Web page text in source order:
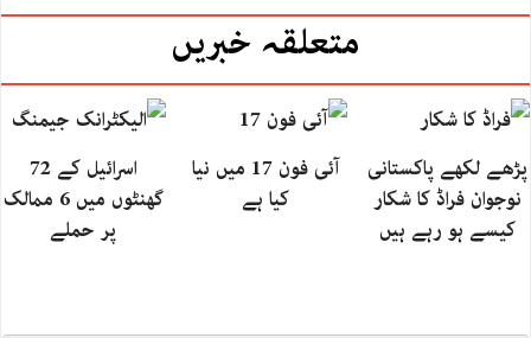
متعلقہ خبریں
پڑھے لکھے پاکستانی
نوجوان فراڈ کا شکار
کیسے ہو رہے ہیں
آئی فون 17 میں نیا
کیا ہے
اسرائیل کے 72
گھنٹوں میں 6 ممالک
پر حملے